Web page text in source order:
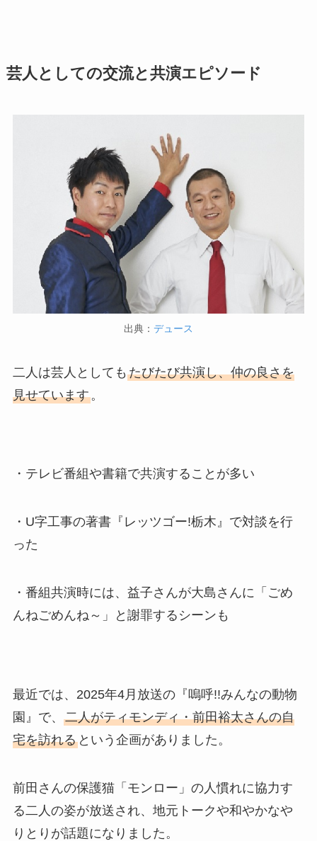
芸人としての交流と共演エピソード
出典： デュース
二人は芸人としても たびたび共演し、仲の良さを
見せています。
・テレビ番組や書籍で共演することが多い
・U字工事の著書『レッツゴー!栃木』で対談を行
った
・番組共演時には、益子さんが大島さんに「ごめ
んねごめんね～」と謝罪するシーンも
最近では、2025年4月放送の『嗚呼!!みんなの動物
園』で、 二人がティモンディ・前田裕太さんの自
宅を訪れるという企画がありました。
前田さんの保護猫「モンロー」の人慣れに協力す
る二人の姿が放送され、地元トークや和やかなや
りとりが話題になりました。